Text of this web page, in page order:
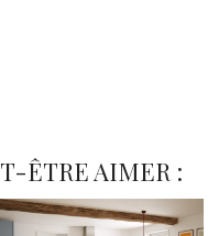
ÊTRE AIMER :